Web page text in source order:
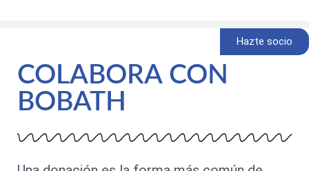
Hazte socio
COLABORA CON
BOBATH